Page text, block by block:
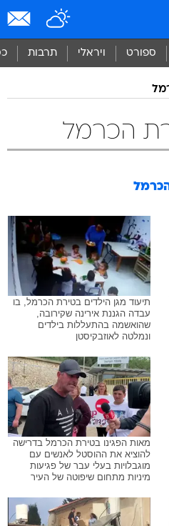
ספורט ויראלי תרבות
הכרמל
תיעוד מגן הילדים בטירת הכרמל, בו
עבדה הגננת אירינה שקירובה,
שהואשמה בהתעללות בילדים
ונמלטה לאוזבקיסטן
מאות הפגינו בטירת הכרמל בדרישה
להוציא את ההוסטל לאנשים עם
מוגבלויות בעלי עבר של פגיעות
מיניות מתחום שיפוטה של העיר